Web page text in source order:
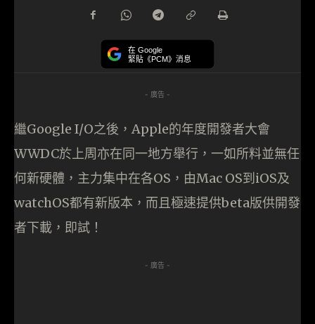
在 Google
緊貼《PCM》消息
- 廣告 -
繼Google I/O之後，Apple的年度開發者大會
WWDC於上周亦在同一地方舉行，一如所料並無任
何新硬體，主力集中在各OS，由Mac OS到iOS及
watchOS都有新版本，而且極速提供beta版供開發
者下載，即試！
- 廣告 -